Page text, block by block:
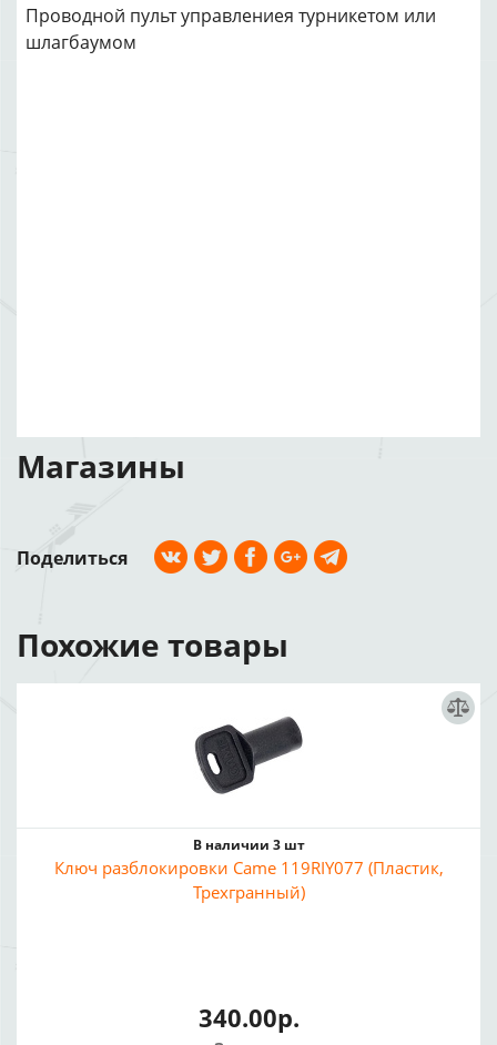
Проводной пульт управлениея турникетом или
шлагбаумом
Магазины
Поделиться
Похожие товары
В наличии 3 шт
Ключ разблокировки Came 119RIY077 (Пластик,
Трехгранный)
340.00р.